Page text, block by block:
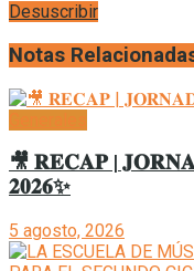
Desuscribir
Notas
🎥 𝐑𝐄𝐂𝐀𝐏 |
𝟐𝟎𝟐𝟔✨
5 agosto, 2026